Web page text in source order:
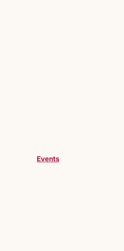
Events